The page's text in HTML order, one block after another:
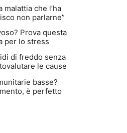
malattia che l’ha
non parlarne”
Prova questa
per lo stress
di freddo senza
le cause
basse?
è perfetto